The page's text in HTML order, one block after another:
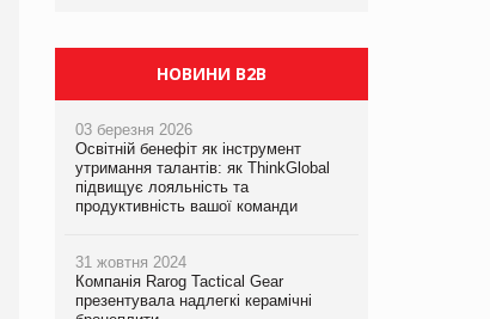
НОВИНИ B2B
03 березня 2026
Освітній бенефіт як інструмент
утримання талантів: як ThinkGlobal
підвищує лояльність та
продуктивність вашої команди
31 жовтня 2024
Компанія Rarog Tactical Gear
презентувала надлегкі керамічні